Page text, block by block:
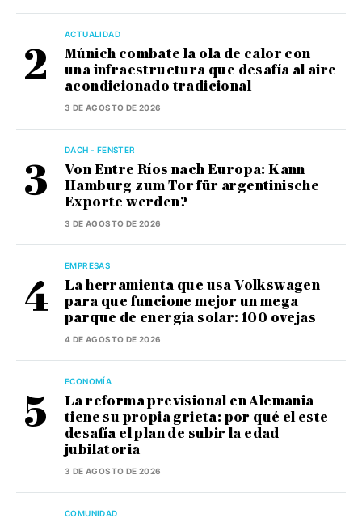
ACTUALIDAD
Múnich combate la ola de calor con
una infraestructura que desafía al aire
acondicionado tradicional
3 DE AGOSTO DE 2026
DACH - FENSTER
Von Entre Ríos nach Europa: Kann
Hamburg zum Tor für argentinische
Exporte werden?
3 DE AGOSTO DE 2026
EMPRESAS
La herramienta que usa Volkswagen
para que funcione mejor un mega
parque de energía solar: 100 ovejas
4 DE AGOSTO DE 2026
ECONOMÍA
La reforma previsional en Alemania
tiene su propia grieta: por qué el este
desafía el plan de subir la edad
jubilatoria
3 DE AGOSTO DE 2026
COMUNIDAD